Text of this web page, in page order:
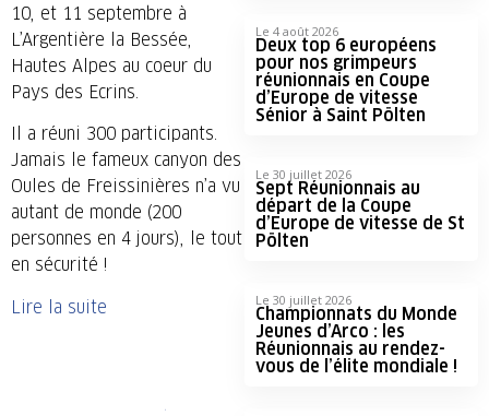
10, et 11 septembre à
L’Argentière la Bessée,
Hautes Alpes au coeur du
Pays des Ecrins.
Il a réuni 300 participants.
Jamais le fameux canyon des
Oules de Freissinières n’a vu
autant de monde (200
personnes en 4 jours), le tout
en sécurité !
Lire la suite
Le 4 août 2026
Deux top 6 européens
pour nos grimpeurs
réunionnais en Coupe
d’Europe de vitesse
Sénior à Saint Pölten
Le 30 juillet 2026
Sept Réunionnais au
départ de la Coupe
d’Europe de vitesse de St
Pölten
Le 30 juillet 2026
Championnats du Monde
Jeunes d’Arco : les
Réunionnais au rendez-
vous de l’élite mondiale !